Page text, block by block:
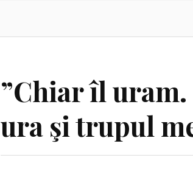
”Chiar îl uram.
ura şi trupul